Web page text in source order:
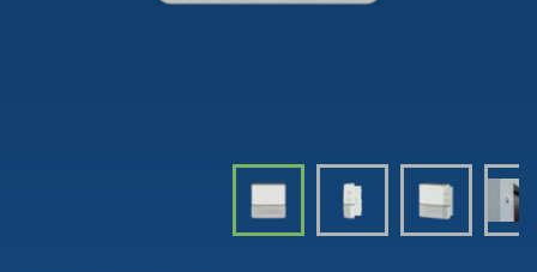
LEDs schalten und dimmen
Ausstellung, Präsentation und Schulung
Ansprechpartnersuche Schweiz